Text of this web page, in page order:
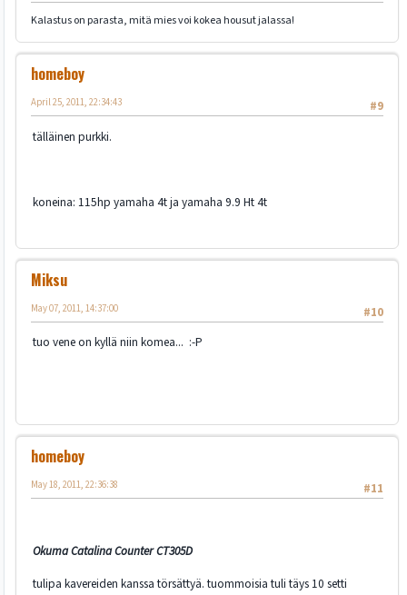
Kalastus on parasta, mitä mies voi kokea housut jalassa!
homeboy
#9
April 25, 2011, 22:34:43
tälläinen purkki.
koneina: 115hp yamaha 4t ja yamaha 9.9 Ht 4t
Miksu
#10
May 07, 2011, 14:37:00
tuo vene on kyllä niin komea... :-P
homeboy
#11
May 18, 2011, 22:36:38
Okuma Catalina Counter CT305D
tulipa kavereiden kanssa törsättyä. tuommoisia tuli täys 10 setti